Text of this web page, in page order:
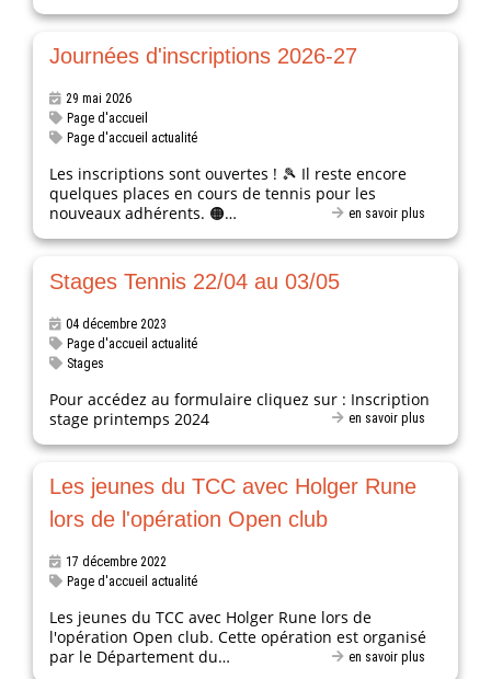
Journées d'inscriptions 2026-27
29 mai 2026
Page d'accueil
Page d'accueil actualité
Les inscriptions sont ouvertes ! 🎾 Il reste encore
quelques places en cours de tennis pour les
nouveaux adhérents. 🟠…
en savoir plus
Stages Tennis 22/04 au 03/05
04 décembre 2023
Page d'accueil actualité
Stages
Pour accédez au formulaire cliquez sur : Inscription
stage printemps 2024
en savoir plus
Les jeunes du TCC avec Holger Rune
lors de l'opération Open club
17 décembre 2022
Page d'accueil actualité
Les jeunes du TCC avec Holger Rune lors de
l'opération Open club. Cette opération est organisé
par le Département du…
en savoir plus